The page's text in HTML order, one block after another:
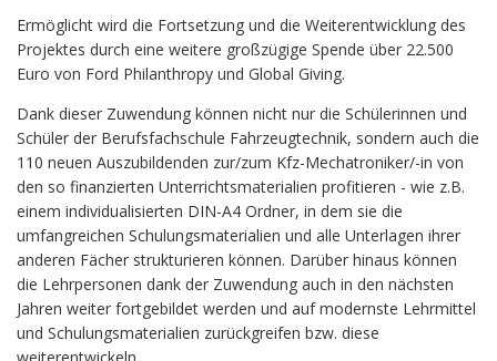
Ermöglicht wird die Fortsetzung und die Weiterentwicklung des
Projektes durch eine weitere großzügige Spende über 22.500
Euro von Ford Philanthropy und Global Giving.
Dank dieser Zuwendung können nicht nur die Schülerinnen und
Schüler der Berufsfachschule Fahrzeugtechnik, sondern auch die
110 neuen Auszubildenden zur/zum Kfz-Mechatroniker/-in von
den so finanzierten Unterrichtsmaterialien profitieren - wie z.B.
einem individualisierten DIN-A4 Ordner, in dem sie die
umfangreichen Schulungsmaterialien und alle Unterlagen ihrer
anderen Fächer strukturieren können. Darüber hinaus können
die Lehrpersonen dank der Zuwendung auch in den nächsten
Jahren weiter fortgebildet werden und auf modernste Lehrmittel
und Schulungsmaterialien zurückgreifen bzw. diese